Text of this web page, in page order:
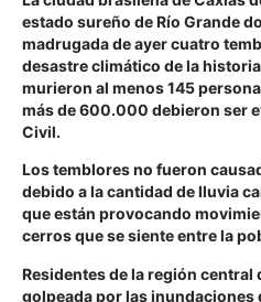
estado sureño de Río Grande
madrugada de ayer cuatro
desastre climático de la
murieron al menos 145
más de 600.000 debieron ser
Civil.
Los temblores no fueron
debido a la cantidad de lluvia
que están provocando
cerros que se siente entre la
Residentes de la región central
golpeada por las inundaciones